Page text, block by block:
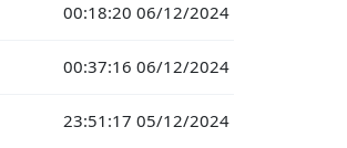
00:18:20 06/12/2024
00:37:16 06/12/2024
23:51:17 05/12/2024